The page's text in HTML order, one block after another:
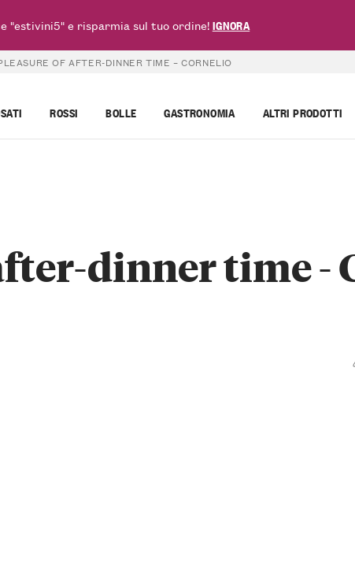
OF AFTER-DINNER TIME – CORNELIO
ROSSI BOLLE GASTRONOMIA ALTRI PRODOTTI
dinner time -
"estivini5" e risparmia sul tuo ordine!IGNORA